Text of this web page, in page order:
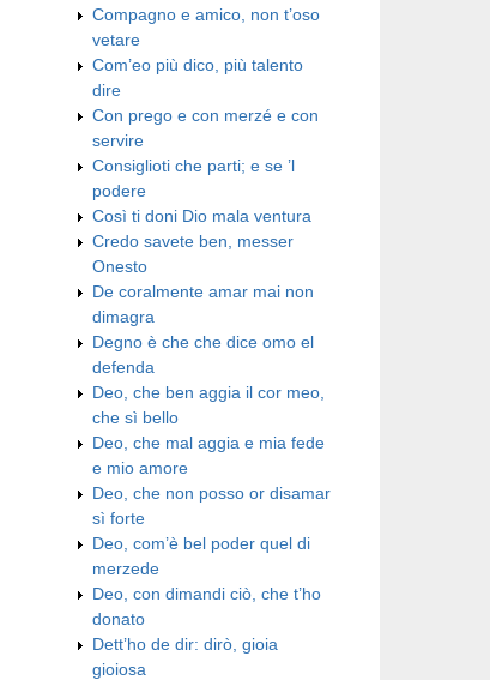
Compagno e amico, non t’oso
vetare
Com’eo più dico, più talento
dire
Con prego e con merzé e con
servire
Consiglioti che parti; e se ’l
podere
Così ti doni Dio mala ventura
Credo savete ben, messer
Onesto
De coralmente amar mai non
dimagra
Degno è che che dice omo el
defenda
Deo, che ben aggia il cor meo,
che sì bello
Deo, che mal aggia e mia fede
e mio amore
Deo, che non posso or disamar
sì forte
Deo, com’è bel poder quel di
merzede
Deo, con dimandi ciò, che t’ho
donato
Dett’ho de dir: dirò, gioia
gioiosa